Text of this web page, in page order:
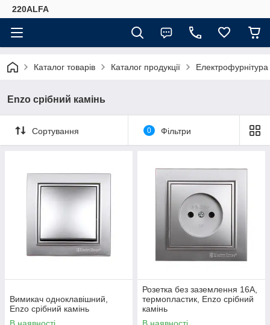
220ALFA
Каталог товарів Каталог продукції Електрофурнітура
Enzo срібний камінь
Сортування 0 Фільтри
Вимикач одноклавішний,
Enzo срібний камінь
Розетка без заземлення 16А,
термопластик, Enzo срібний
камінь